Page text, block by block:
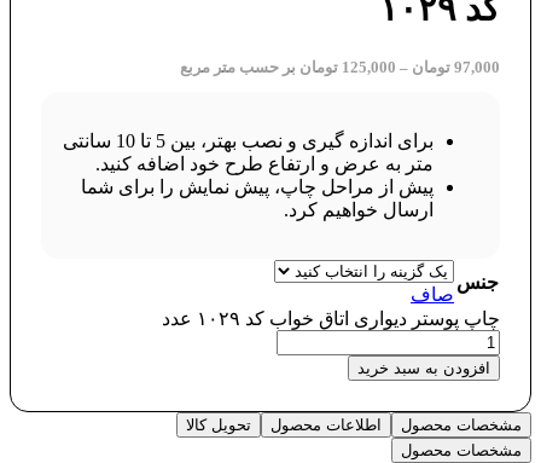
کد ۱۰۲۹
97,000 تومان –
125,000 تومان بر حسب متر مربع
برای اندازه گیری و نصب بهتر، بین 5 تا 10 سانتی
متر به عرض و ارتفاع طرح خود اضافه کنید.
پیش از مراحل چاپ، پیش نمایش را برای شما
ارسال خواهیم کرد.
جنس
صاف
چاپ پوستر دیواری اتاق خواب کد ۱۰۲۹ عدد
افزودن به سبد خرید
مشخصات محصول اطلاعات محصول
تحویل کالا
مشخصات محصول